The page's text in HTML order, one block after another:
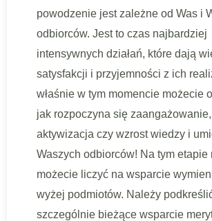
powodzenie jest zależne od Was i
odbiorców. Jest to czas najbardziej
intensywnych działań, które dają
satysfakcji i przyjemności z ich
właśnie w tym momencie możecie
jak rozpoczyna się zaangażowanie,
aktywizacja czy wzrost wiedzy i
Waszych odbiorców! Na tym etapie
możecie liczyć na wsparcie
wyżej podmiotów. Należy
szczególnie bieżące wsparcie